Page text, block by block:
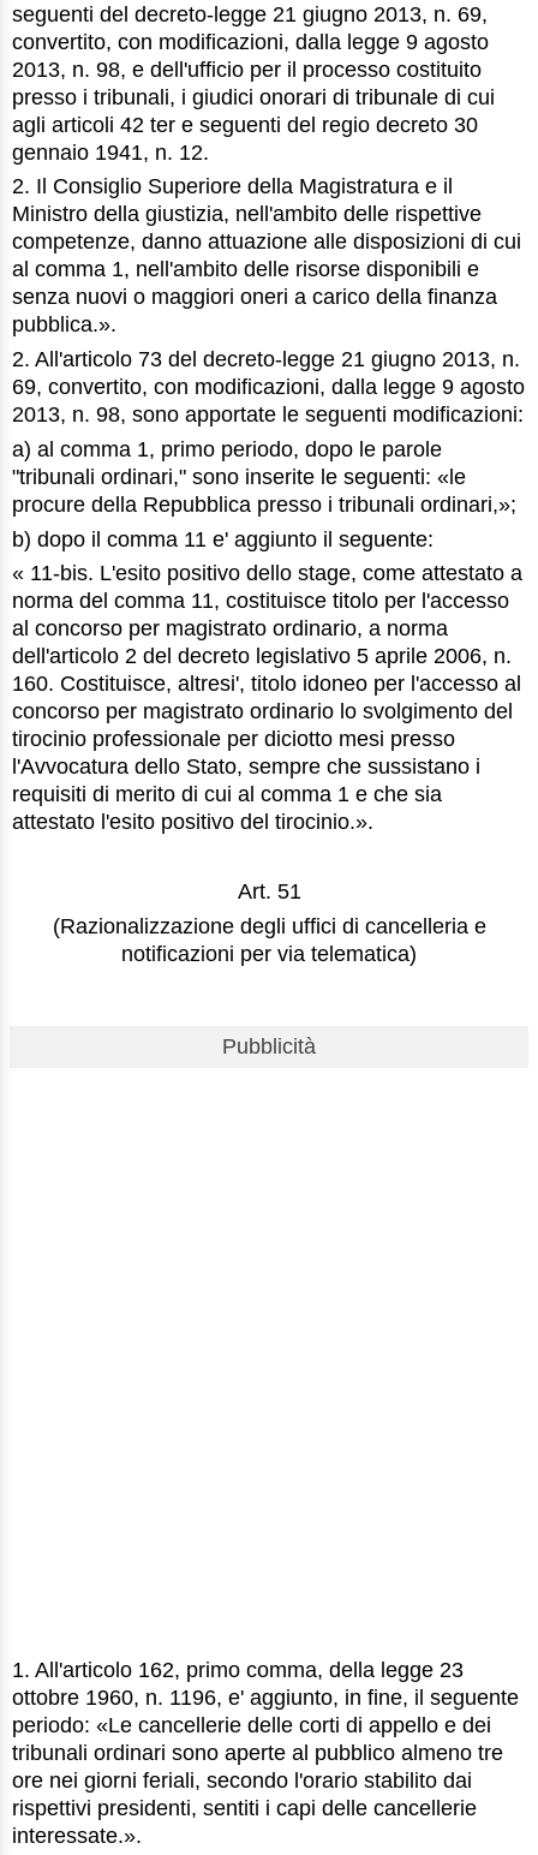
seguenti del decreto-legge 21 giugno 2013, n. 69,
convertito, con modificazioni, dalla legge 9 agosto
2013, n. 98, e dell'ufficio per il processo costituito
presso i tribunali, i giudici onorari di tribunale di cui
agli articoli 42 ter e seguenti del regio decreto 30
gennaio 1941, n. 12.
2. Il Consiglio Superiore della Magistratura e il
Ministro della giustizia, nell'ambito delle rispettive
competenze, danno attuazione alle disposizioni di cui
al comma 1, nell'ambito delle risorse disponibili e
senza nuovi o maggiori oneri a carico della finanza
pubblica.».
2. All'articolo 73 del decreto-legge 21 giugno 2013, n.
69, convertito, con modificazioni, dalla legge 9 agosto
2013, n. 98, sono apportate le seguenti modificazioni:
a) al comma 1, primo periodo, dopo le parole
"tribunali ordinari," sono inserite le seguenti: «le
procure della Repubblica presso i tribunali ordinari,»;
b) dopo il comma 11 e' aggiunto il seguente:
« 11-bis. L'esito positivo dello stage, come attestato a
norma del comma 11, costituisce titolo per l'accesso
al concorso per magistrato ordinario, a norma
dell'articolo 2 del decreto legislativo 5 aprile 2006, n.
160. Costituisce, altresi', titolo idoneo per l'accesso al
concorso per magistrato ordinario lo svolgimento del
tirocinio professionale per diciotto mesi presso
l'Avvocatura dello Stato, sempre che sussistano i
requisiti di merito di cui al comma 1 e che sia
attestato l'esito positivo del tirocinio.».
Art. 51
(Razionalizzazione degli uffici di cancelleria e
notificazioni per via telematica)
Pubblicità
1. All'articolo 162, primo comma, della legge 23
ottobre 1960, n. 1196, e' aggiunto, in fine, il seguente
periodo: «Le cancellerie delle corti di appello e dei
tribunali ordinari sono aperte al pubblico almeno tre
ore nei giorni feriali, secondo l'orario stabilito dai
rispettivi presidenti, sentiti i capi delle cancellerie
interessate.».